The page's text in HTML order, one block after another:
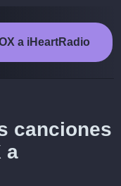
a iHeartRadio
canciones
a